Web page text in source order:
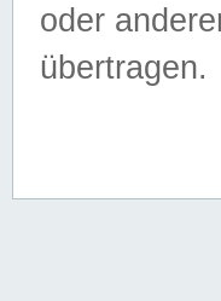
oder
übertragen.